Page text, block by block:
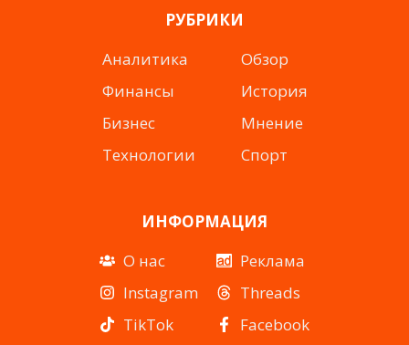
РУБРИКИ
Аналитика
Финансы
Бизнес
Технологии
Обзор
История
Мнение
Спорт
ИНФОРМАЦИЯ
О нас
Instagram
TikTok
Реклама
Threads
Facebook